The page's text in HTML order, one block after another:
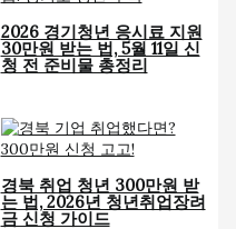
2026 경기청년 응시료 지원
30만원 받는 법, 5월 11일 신
청 전 준비물 총정리
경북 취업 청년 300만원 받
는 법, 2026년 청년취업장려
금 신청 가이드